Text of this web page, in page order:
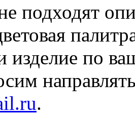
подходят
изделие по
.